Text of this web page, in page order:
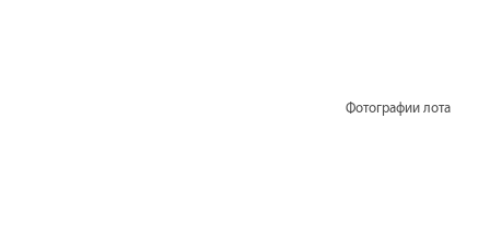
Фотографии лота